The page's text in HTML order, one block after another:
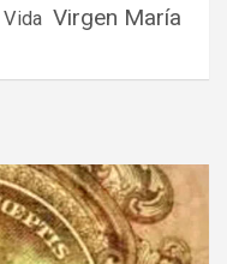
Vida Virgen María